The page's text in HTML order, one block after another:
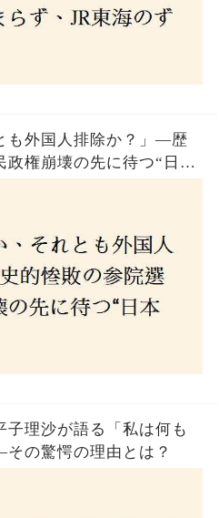
も外国人排除か？」―歴
政権崩壊の先に待つ“日本
子理沙が語る「私は何も
の驚愕の理由とは？